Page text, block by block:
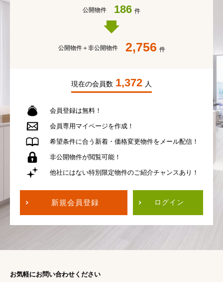
公開物件 186 件
公開物件＋非公開物件 2,756 件
現在の会員数 1,372 人
会員登録は無料！
会員専用 マイページを作成！
希望条件に合う 新着・価格変更物件を メール配信！
非公開物件が閲覧可能！
他社にはない特別限定物件のご紹介チャンスあり！
新規会員登録 ログイン
お気軽にお問い合わせください